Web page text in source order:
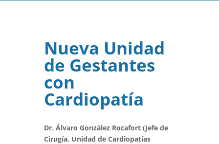
Nueva Unidad
de Gestantes
con
Cardiopatía
Dr. Álvaro González Rocafort (Jefe de
Cirugía, Unidad de Cardiopatías